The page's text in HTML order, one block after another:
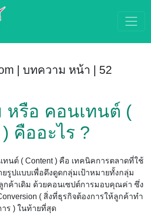
| บทความ หน้า | 52
หรือ คอนเทนต์ (
คืออะไร ?
นต์ ( Content ) คือ เทคนิคการตลาดที่ใช้
รูปแบบเพื่อดึงดูดกลุ่มเป้าหมายทั้งกลุ่ม
กค้าเดิม ด้วยคอนเซปต์การมอบคุณค่า ซึ่ง
( สิ่งที่ธุรกิจต้องการให้ลูกค้าทำ
ร ) ในท้ายที่สุด